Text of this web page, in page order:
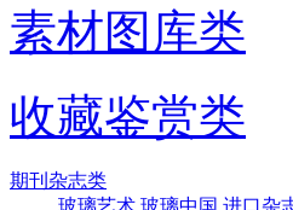
素材图库类
收藏鉴赏类
期刊杂志类
玻璃艺术 玻璃中国 进口杂